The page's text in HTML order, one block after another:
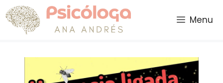
Saltar
al
contenido
Menu